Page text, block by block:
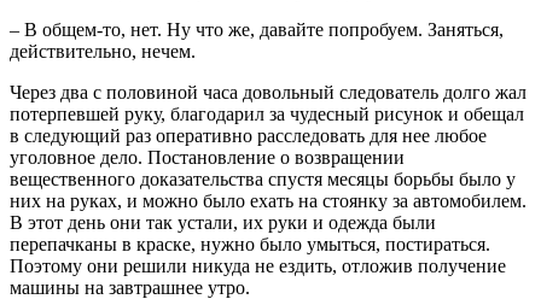
– В общем-то, нет. Ну что же, давайте попробуем. Заняться,
действительно, нечем.
Через два с половиной часа довольный следователь долго жал
потерпевшей руку, благодарил за чудесный рисунок и обещал
в следующий раз оперативно расследовать для нее любое
уголовное дело. Постановление о возвращении
вещественного доказательства спустя месяцы борьбы было у
них на руках, и можно было ехать на стоянку за автомобилем.
В этот день они так устали, их руки и одежда были
перепачканы в краске, нужно было умыться, постираться.
Поэтому они решили никуда не ездить, отложив получение
машины на завтрашнее утро.